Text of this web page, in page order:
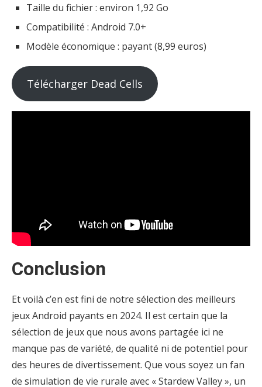
Taille du fichier : environ 1,92 Go
Compatibilité : Android 7.0+
Modèle économique : payant (8,99 euros)
Télécharger Dead Cells
Conclusion
Et voilà c’en est fini de notre sélection des meilleurs
jeux Android payants en 2024. Il est certain que la
sélection de jeux que nous avons partagée ici ne
manque pas de variété, de qualité ni de potentiel pour
des heures de divertissement. Que vous soyez un fan
de simulation de vie rurale avec « Stardew Valley », un